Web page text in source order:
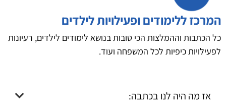
המרכז ללימודים ופעילויות לילדים
כל הכתבות וההמלצות הכי טובות בנושא לימודים לילדים, רעיונות
לפעילויות כיפיות לכל המשפחה ועוד.
אז מה היה לנו בכתבה: